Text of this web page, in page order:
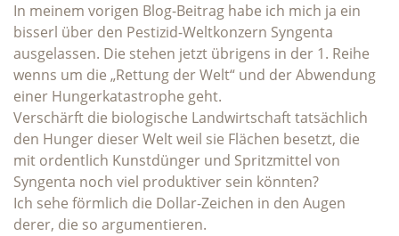
In meinem vorigen Blog-Beitrag habe ich mich ja ein
bisserl über den Pestizid-Weltkonzern Syngenta
ausgelassen. Die stehen jetzt übrigens in der 1. Reihe
wenns um die „Rettung der Welt“ und der Abwendung
einer Hungerkatastrophe geht.
Verschärft die biologische Landwirtschaft tatsächlich
den Hunger dieser Welt weil sie Flächen besetzt, die
mit ordentlich Kunstdünger und Spritzmittel von
Syngenta noch viel produktiver sein könnten?
Ich sehe förmlich die Dollar-Zeichen in den Augen
derer, die so argumentieren.